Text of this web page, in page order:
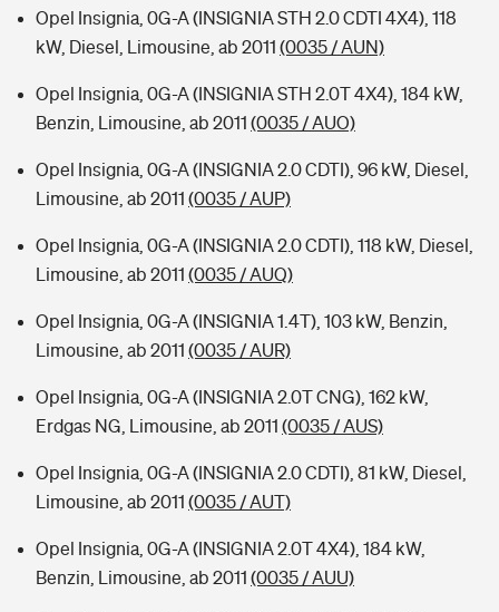
Opel Insignia, 0G-A (INSIGNIA STH 2.0 CDTI 4X4), 118
kW, Diesel, Limousine, ab 2011 (0035 / AUN)
Opel Insignia, 0G-A (INSIGNIA STH 2.0T 4X4), 184 kW,
Benzin, Limousine, ab 2011 (0035 / AUO)
Opel Insignia, 0G-A (INSIGNIA 2.0 CDTI), 96 kW, Diesel,
Limousine, ab 2011 (0035 / AUP)
Opel Insignia, 0G-A (INSIGNIA 2.0 CDTI), 118 kW, Diesel,
Limousine, ab 2011 (0035 / AUQ)
Opel Insignia, 0G-A (INSIGNIA 1.4T), 103 kW, Benzin,
Limousine, ab 2011 (0035 / AUR)
Opel Insignia, 0G-A (INSIGNIA 2.0T CNG), 162 kW,
Erdgas NG, Limousine, ab 2011 (0035 / AUS)
Opel Insignia, 0G-A (INSIGNIA 2.0 CDTI), 81 kW, Diesel,
Limousine, ab 2011 (0035 / AUT)
Opel Insignia, 0G-A (INSIGNIA 2.0T 4X4), 184 kW,
Benzin, Limousine, ab 2011 (0035 / AUU)